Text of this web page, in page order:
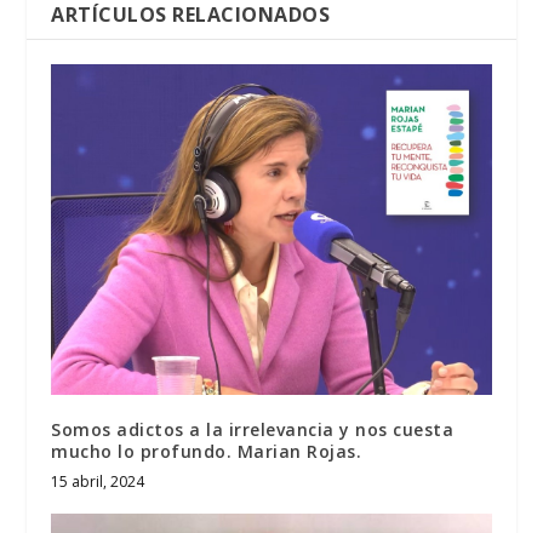
ARTÍCULOS RELACIONADOS
Somos adictos a la irrelevancia y nos cuesta
mucho lo profundo. Marian Rojas.
15 abril, 2024